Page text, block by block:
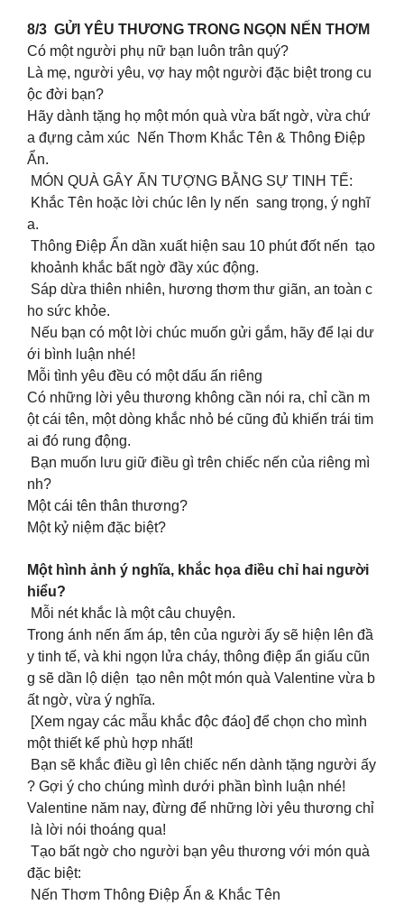
8/3 GỬI YÊU THƯƠNG TRONG NGỌN NẾN THƠM
Có một người phụ nữ bạn luôn trân quý?
Là mẹ, người yêu, vợ hay một người đặc biệt trong cu
ộc đời bạn?
Hãy dành tặng họ một món quà vừa bất ngờ, vừa chứ
a đựng cảm xúc Nến Thơm Khắc Tên & Thông Điệp
Ẩn.
MÓN QUÀ GÂY ẤN TƯỢNG BẰNG SỰ TINH TẾ:
Khắc Tên hoặc lời chúc lên ly nến sang trọng, ý nghĩ
a.
Thông Điệp Ẩn dần xuất hiện sau 10 phút đốt nến tạo
khoảnh khắc bất ngờ đầy xúc động.
Sáp dừa thiên nhiên, hương thơm thư giãn, an toàn c
ho sức khỏe.
Nếu bạn có một lời chúc muốn gửi gắm, hãy để lại dư
ới bình luận nhé!
Mỗi tình yêu đều có một dấu ấn riêng
Có những lời yêu thương không cần nói ra, chỉ cần m
ột cái tên, một dòng khắc nhỏ bé cũng đủ khiến trái tim
ai đó rung động.
Bạn muốn lưu giữ điều gì trên chiếc nến của riêng mì
nh?
Một cái tên thân thương?
Một kỷ niệm đặc biệt?
Một hình ảnh ý nghĩa, khắc họa điều chỉ hai người
hiểu?
Mỗi nét khắc là một câu chuyện.
Trong ánh nến ấm áp, tên của người ấy sẽ hiện lên đầ
y tinh tế, và khi ngọn lửa cháy, thông điệp ẩn giấu cũn
g sẽ dần lộ diện tạo nên một món quà Valentine vừa b
ất ngờ, vừa ý nghĩa.
[Xem ngay các mẫu khắc độc đáo] để chọn cho mình
một thiết kế phù hợp nhất!
Bạn sẽ khắc điều gì lên chiếc nến dành tặng người ấy
? Gợi ý cho chúng mình dưới phần bình luận nhé!
Valentine năm nay, đừng để những lời yêu thương chỉ
là lời nói thoáng qua!
Tạo bất ngờ cho người bạn yêu thương với món quà
đặc biệt:
Nến Thơm Thông Điệp Ẩn & Khắc Tên